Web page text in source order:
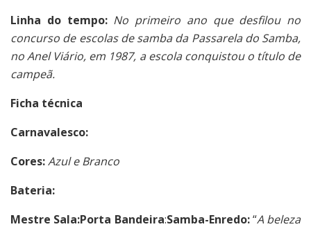
Linha do tempo: No primeiro ano que desfilou no
concurso de escolas de samba da Passarela do Samba,
no Anel Viário, em 1987, a escola conquistou o título de
campeã.
Ficha técnica
Carnavalesco:
Cores:Azul e Branco
Bateria:
Mestre Sala:Porta Bandeira:Samba-Enredo:“A beleza